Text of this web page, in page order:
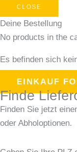
CLOSE
Deine Bestellung
No products in the
Es befinden sich
EINKAUF
Finde
Finden Sie jetzt
oder Abholoptionen.